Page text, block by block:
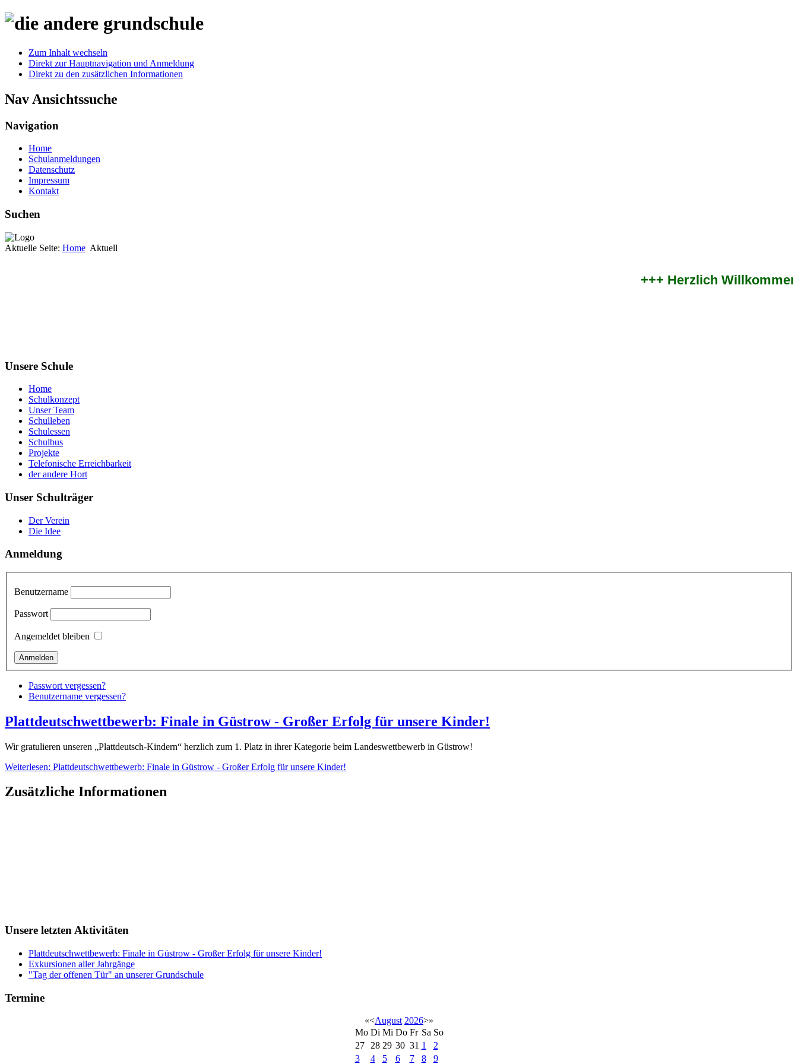
Zum Inhalt wechseln
Direkt zur Hauptnavigation und Anmeldung
Direkt zu den zusätzlichen Informationen
Nav Ansichtssuche
Navigation
Home
Schulanmeldungen
Datenschutz
Impressum
Kontakt
Suchen
Aktuelle Seite: Home Aktuell
+++ Herzlich Willkommen
Unsere Schule
Home
Schulkonzept
Unser Team
Schulleben
Schulessen
Schulbus
Projekte
Telefonische Erreichbarkeit
der andere Hort
Unser Schulträger
Der Verein
Die Idee
Anmeldung
Benutzername
Passwort
Angemeldet bleiben
Passwort vergessen?
Benutzername vergessen?
Plattdeutschwettbewerb: Finale in Güstrow - Großer Erfolg für unsere Kinder!
Wir gratulieren unseren „Plattdeutsch-Kindern“ herzlich zum 1. Platz in ihrer Kategorie beim Landeswettbewerb in Güstrow!
Weiterlesen: Plattdeutschwettbewerb: Finale in Güstrow - Großer Erfolg für unsere Kinder!
Zusätzliche Informationen
Unsere letzten Aktivitäten
Plattdeutschwettbewerb: Finale in Güstrow - Großer Erfolg für unsere Kinder!
Exkursionen aller Jahrgänge
"Tag der offenen Tür" an unserer Grundschule
Termine
«<August 2026>»
Mo Di Mi Do Fr Sa So
27
28 29 30 31 1
2
3
4 5 6 7 8 9